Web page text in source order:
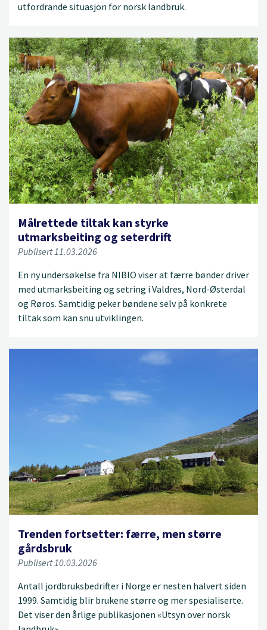
utfordrande situasjon for norsk landbruk.
Målrettede tiltak kan styrke
utmarksbeiting og seterdrift
Publisert 11.03.2026
En ny undersøkelse fra NIBIO viser at færre bønder driver
med utmarksbeiting og setring i Valdres, Nord-Østerdal
og Røros. Samtidig peker bøndene selv på konkrete
tiltak som kan snu utviklingen.
Trenden fortsetter: færre, men større
gårdsbruk
Publisert 10.03.2026
Antall jordbruksbedrifter i Norge er nesten halvert siden
1999. Samtidig blir brukene større og mer spesialiserte.
Det viser den årlige publikasjonen «Utsyn over norsk